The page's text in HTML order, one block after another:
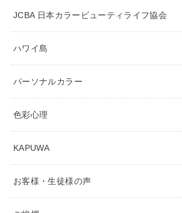
JCBA 日本カラービューティライフ協会
ハワイ島
パーソナルカラー
色彩心理
KAPUWA
お客様・生徒様の声